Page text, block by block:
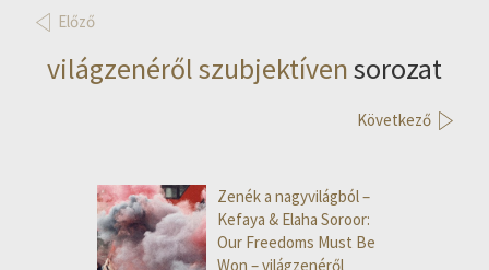
Előző
világzenéről szubjektívensorozat
Következő
Zenék a nagyvilágból –
Kefaya & Elaha Soroor:
Our Freedoms Must Be
Won – világzenéről